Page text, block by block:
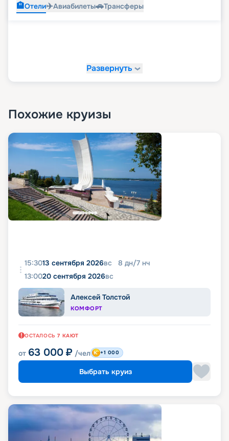
🏨Отели✈️Авиабилеты🚗Трансферы
Развернуть
Похожие круизы
15:3013 сентября 2026вс 8 дн/7 нч
13:0020 сентября 2026вс
Алексей Толстой
КОМФОРТ
ОСТАЛОСЬ 7 КАЮТ
от 63 000 ₽ /чел +1 000
Выбрать круиз